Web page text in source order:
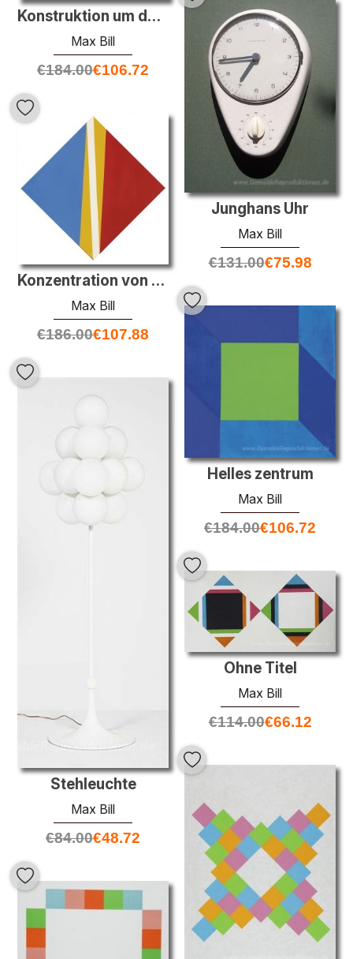
Konstruktion um das thema 3-4-5
Max Bill
€184.00€106.72
Junghans Uhr
Max Bill
€131.00€75.98
Konzentration von elementarfarben
Max Bill
€186.00€107.88
Helles zentrum
Max Bill
€184.00€106.72
Stehleuchte
Max Bill
€84.00€48.72
Ohne Titel
Max Bill
€114.00€66.12